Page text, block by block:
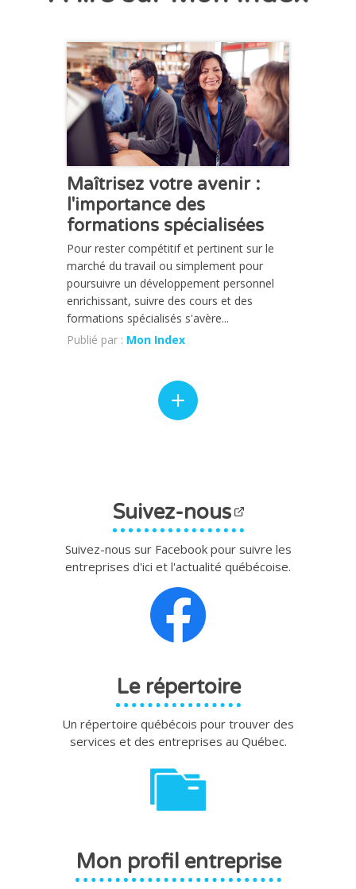
CHRONIQUE
Maîtrisez votre avenir :
l'importance des
formations spécialisées
Pour rester compétitif et pertinent sur le
marché du travail ou simplement pour
poursuivre un développement personnel
enrichissant, suivre des cours et des
formations spécialisés s'avère...
Publié par : Mon Index
Suivez-nous
Suivez-nous sur Facebook pour suivre les
entreprises d'ici et l'actualité québécoise.
Le répertoire
Un répertoire québécois pour trouver des
services et des entreprises au Québec.
Mon profil entreprise